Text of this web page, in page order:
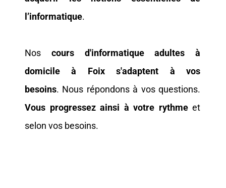
l’informatique.
Nos cours d'informatique adultes à
domicile à Foix s'adaptent à vos
besoins. Nous répondons à vos questions.
Vous progressez ainsi à votre rythmeet
selon vos besoins.